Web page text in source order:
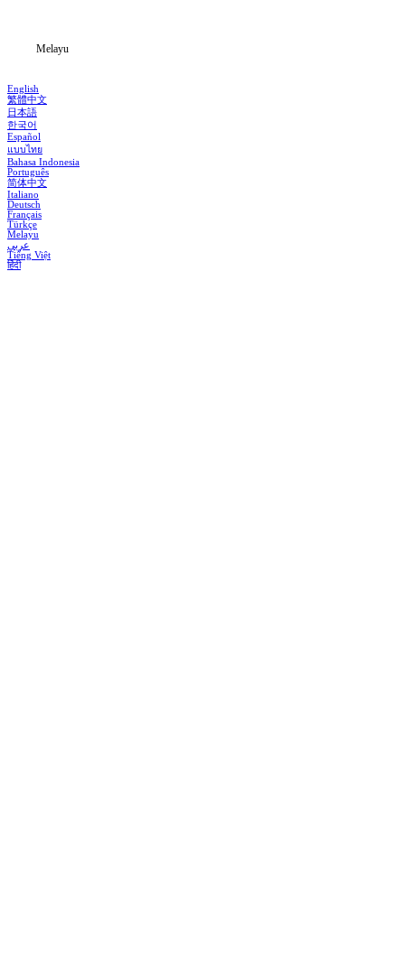
Melayu
English
繁體中文
日本語
한국어
Español
แบบไทย
Bahasa Indonesia
Português
简体中文
Italiano
Deutsch
Français
Türkçe
Melayu
عربي
Tiếng Việt
हिंदी